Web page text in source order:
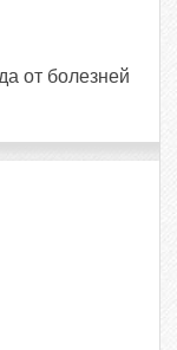
от болезней